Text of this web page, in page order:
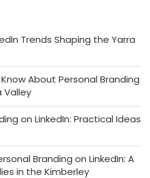
Trends Shaping the Yarra
About Personal Branding
Valley
on LinkedIn: Practical Ideas
Branding on LinkedIn: A
in the Kimberley